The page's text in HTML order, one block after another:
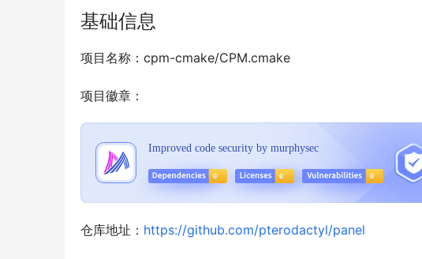
基础信息
项目名称：cpm-cmake/CPM.cmake
项目徽章：
仓库地址： https://github.com/pterodactyl/panel